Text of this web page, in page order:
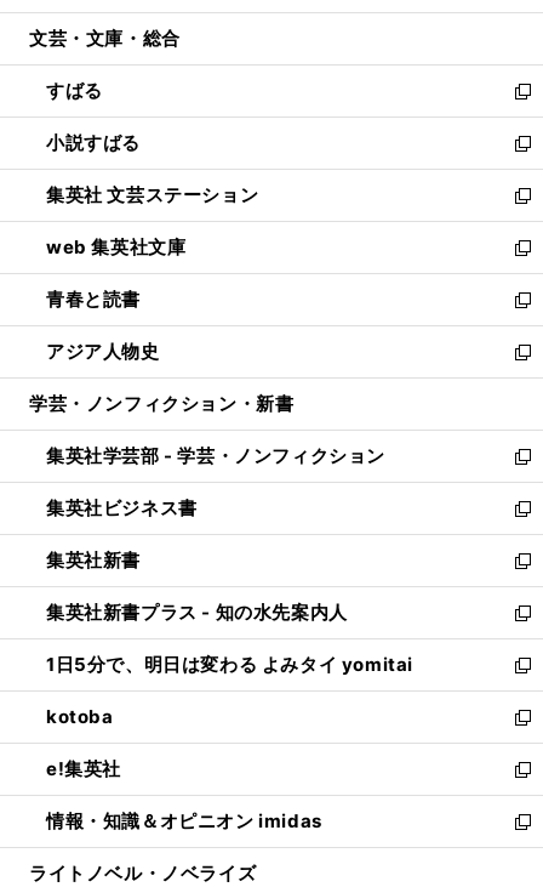
開
ウ
開
く
ン
ウ
で
開
く
ウ
ン
ド
ウ
で
開
く
文芸・文庫・総合
すばる
新
し
い
ウ
ィ
ン
ド
ウ
で
開
く
小説すばる
新
し
い
ウ
ィ
ン
ド
ウ
で
開
集英社 文芸ステーション
新
し
い
ウ
ィ
ン
ド
ウ
開
く
web 集英社文庫
新
し
い
ウ
ィ
ン
ウ
で
開
く
青春と読書
新
し
い
ウ
ン
ド
ウ
で
開
く
アジア人物史
新
し
ウ
ィ
ン
ド
ウ
で
開
く
学芸・ノンフィクション・新書
集英社学芸部 - 学芸・ノンフィクション
新
し
い
ウ
ィ
ン
ド
ウ
で
開
く
集英社ビジネス書
新
し
い
ウ
ィ
ン
ド
ウ
で
開
く
集英社新書
新
し
い
ウ
ィ
ン
ド
ウ
で
開
く
集英社新書プラス - 知の水先案内人
新
し
い
ウ
ィ
ン
ド
ウ
で
開
1日5分で、明日は変わる よみタイ yomitai
新
し
い
ウ
ィ
ン
ド
ウ
kotoba
新
し
い
ウ
ィ
ン
e!集英社
新
し
い
ウ
情報・知識＆オピニオン imidas
新
し
ライトノベル・ノベライズ